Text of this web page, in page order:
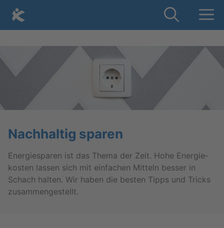
content
Nach­hal­tig spa­ren
En­er­gie­spa­ren ist das Thema der Zeit. Hohe En­er­gie­
kos­ten las­sen sich mit ein­fa­chen Mit­teln bes­ser in
Schach hal­ten. Wir haben die bes­ten Tipps und Tricks
zu­sam­men­ge­stellt.